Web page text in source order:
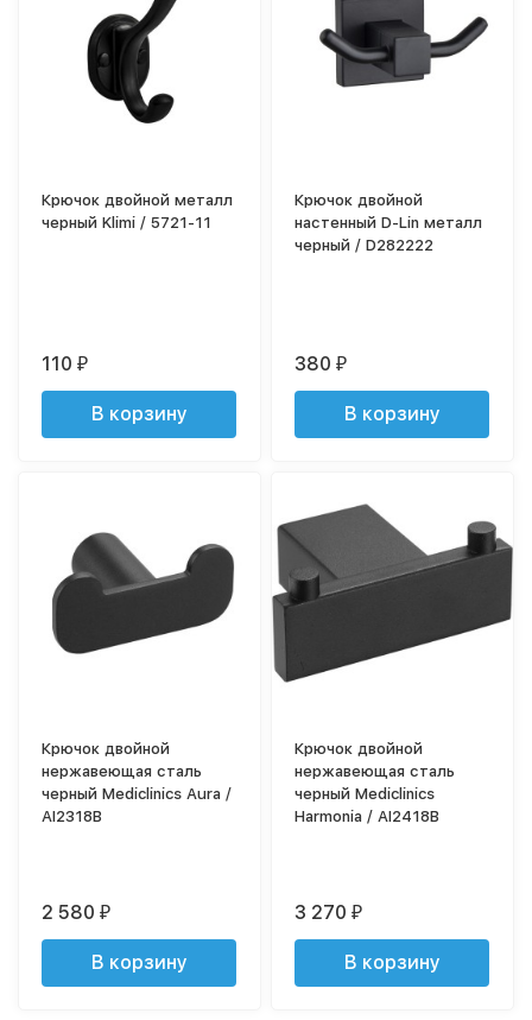
Крючок двойной металл
черный Klimi / 5721-11
110₽
В корзину
Крючок двойной
настенный D-Lin металл
черный / D282222
380₽
В корзину
Крючок двойной
нержавеющая сталь
черный Mediclinics Aura /
AI2318B
2 580₽
В корзину
Крючок двойной
нержавеющая сталь
черный Mediclinics
Harmonia / AI2418B
3 270₽
В корзину